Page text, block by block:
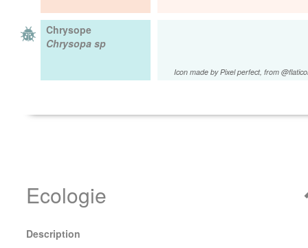
Chrysope
Chrysopa sp
Icon made by Pixel perfect, from
Ecologie
Description